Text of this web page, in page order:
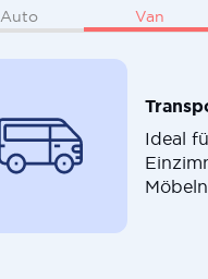
Auto Van
Ideal